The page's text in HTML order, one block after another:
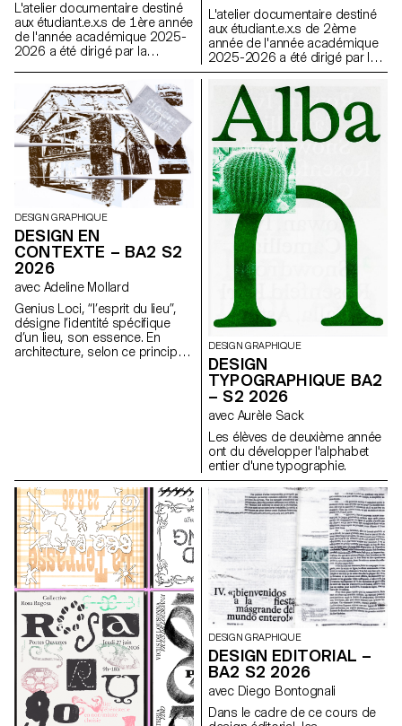
L'atelier documentaire destiné
aux étudiant.e.x.s de 1ère année
de l'année académique 2025-
2026 a été dirigé par la
L'atelier documentaire destiné
aux étudiant.e.x.s de 2ème
année de l'année académique
2025-2026 a été dirigé par la
réalisatrice et anthropologue
visuelle française Verena
Paravel.
DESIGN GRAPHIQUE
DESIGN EN
CONTEXTE – BA2 S2
2026
avec Adeline Mollard
Genius Loci, “l’esprit du lieu”,
désigne l’identité spécifique
d’un lieu, son essence. En
architecture, selon ce principe,
d’en faire la promotion, ou de
prolonger la communication du
lieu.
DESIGN GRAPHIQUE
DESIGN
TYPOGRAPHIQUE BA2
– S2 2026
avec Aurèle Sack
Les élèves de deuxième année
ont du développer l'alphabet
entier d'une typographie.
DESIGN GRAPHIQUE
DESIGN EDITORIAL –
BA2 S2 2026
avec Diego Bontognali
Dans le cadre de ce cours de